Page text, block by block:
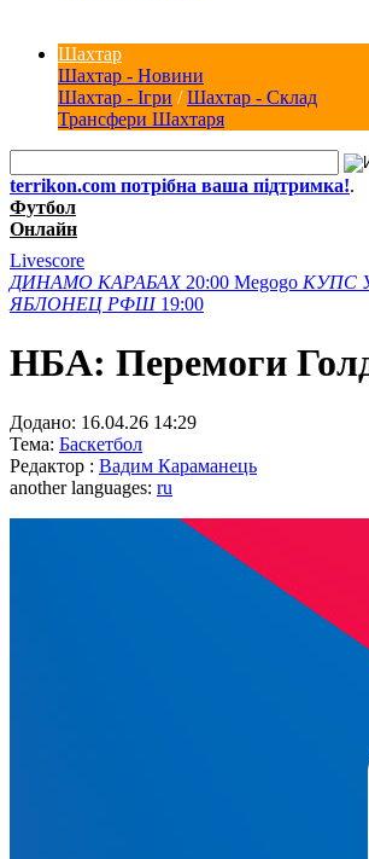
Шахтар
Шахтар - Новини
Шахтар - Ігри /Шахтар - Склад
Трансфери Шахтаря
terrikon.com потрібна ваша підтримка!.
Футбол
Онлайн
Livescore
ДИНАМО КАРАБАХ 20:00 Megogo КУПС
ЯБЛОНЕЦ РФШ 19:00
НБА: Перемоги
Додано: 16.04.26 14:29
Тема: Баскетбол
Редактор : Вадим Караманець
another languages: ru